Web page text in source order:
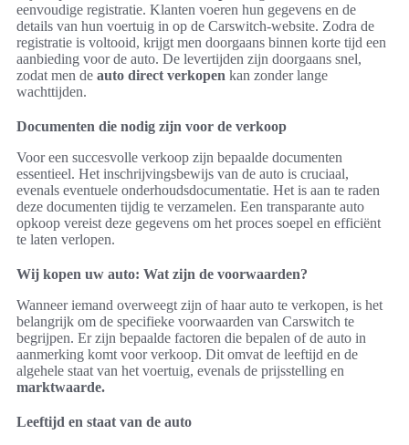
eenvoudige registratie. Klanten voeren hun gegevens en de
details van hun voertuig in op de Carswitch-website. Zodra de
registratie is voltooid, krijgt men doorgaans binnen korte tijd een
aanbieding voor de auto. De levertijden zijn doorgaans snel,
zodat men de auto direct verkopen kan zonder lange
wachttijden.
Documenten die nodig zijn voor de verkoop
Voor een succesvolle verkoop zijn bepaalde documenten
essentieel. Het inschrijvingsbewijs van de auto is cruciaal,
evenals eventuele onderhoudsdocumentatie. Het is aan te raden
deze documenten tijdig te verzamelen. Een transparante auto
opkoop vereist deze gegevens om het proces soepel en efficiënt
te laten verlopen.
Wij kopen uw auto: Wat zijn de voorwaarden?
Wanneer iemand overweegt zijn of haar auto te verkopen, is het
belangrijk om de specifieke voorwaarden van Carswitch te
begrijpen. Er zijn bepaalde factoren die bepalen of de auto in
aanmerking komt voor verkoop. Dit omvat de leeftijd en de
algehele staat van het voertuig, evenals de prijsstelling en
marktwaarde.
Leeftijd en staat van de auto